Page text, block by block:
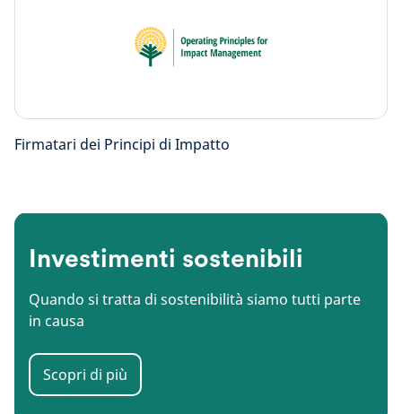
Firmatari dei Principi di Impatto
Investimenti sostenibili
Quando si tratta di sostenibilità siamo tutti parte
in causa
Scopri di più